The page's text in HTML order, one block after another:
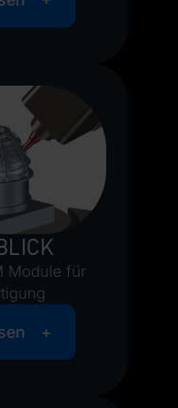
Module für